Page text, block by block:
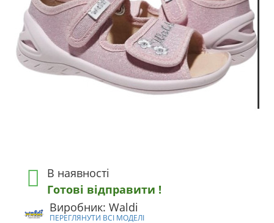
В наявності
Готові відправити !
Виробник: Waldi
ПЕРЕГЛЯНУТИ ВСІ МОДЕЛІ